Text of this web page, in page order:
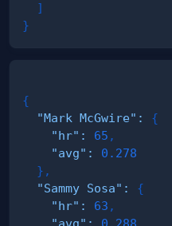
]
}
{
"Mark McGwire" :
{
"hr" : 65 ,
"avg" :
0.278
} ,
"Sammy Sosa" :
{
"hr" : 63 ,